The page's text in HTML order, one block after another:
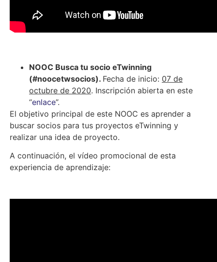
NOOC Busca tu socio eTwinning
(#noocetwsocios). Fecha de inicio: 07 de
octubre de 2020. Inscripción abierta en este
“enlace”.
El objetivo principal de este NOOC es aprender a
buscar socios para tus proyectos eTwinning y
realizar una idea de proyecto.
A continuación, el vídeo promocional de esta
experiencia de aprendizaje: